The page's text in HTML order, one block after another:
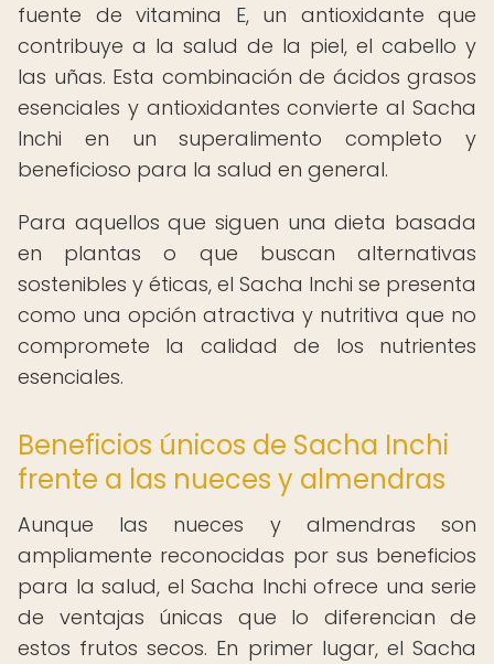
fuente de vitamina E, un antioxidante que
contribuye a la salud de la piel, el cabello y
las uñas. Esta combinación de ácidos grasos
esenciales y antioxidantes convierte al Sacha
Inchi en un superalimento completo y
beneficioso para la salud en general.
Para aquellos que siguen una dieta basada
en plantas o que buscan alternativas
sostenibles y éticas, el Sacha Inchi se presenta
como una opción atractiva y nutritiva que no
compromete la calidad de los nutrientes
esenciales.
Beneficios únicos de Sacha Inchi
frente a las nueces y almendras
Aunque las nueces y almendras son
ampliamente reconocidas por sus beneficios
para la salud, el Sacha Inchi ofrece una serie
de ventajas únicas que lo diferencian de
estos frutos secos. En primer lugar, el Sacha